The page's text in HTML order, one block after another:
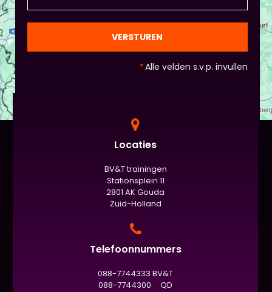
en die van Piet en vervolgens de deelnemers:
gezien de eindpresentaties van 5 minuten de
officiële/vaste werkvorm zijn. Voor beginners is het
nog met spiekbriefje). - Vergeet het
evaluatieformulier niet :)
VERSTUREN
*Alle velden s.v.p. invullen
Locaties
BV&T trainingen
Stationsplein 11
2801 AK Gouda
Zuid-Holland
Telefoonnummers
088-7744333 BV&T
088-7744300 QD